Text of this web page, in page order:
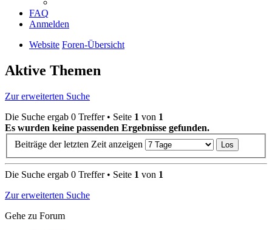
FAQ
Anmelden
Website Foren-Übersicht
Aktive Themen
Zur erweiterten Suche
Die Suche ergab 0 Treffer • Seite 1 von 1
Es wurden keine passenden Ergebnisse gefunden.
Beiträge der letzten Zeit anzeigen
Die Suche ergab 0 Treffer • Seite 1 von 1
Zur erweiterten Suche
Gehe zu Forum